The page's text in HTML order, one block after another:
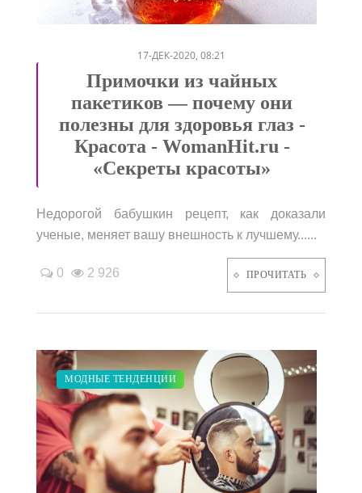
17-ДЕК-2020, 08:21
Примочки из чайных
пакетиков — почему они
полезны для здоровья глаз -
Красота - WomanHit.ru -
«Секреты красоты»
Недорогой бабушкин рецепт, как доказали
ученые, меняет вашу внешность к лучшему......
0 2 926 ПРОЧИТАТЬ
ПОКАЗЫ
ЗАКУПКИ ПО МОДЕ
ДИЕТА
КРАСОТА
МОДНЫЕ ТЕНДЕНЦИИ